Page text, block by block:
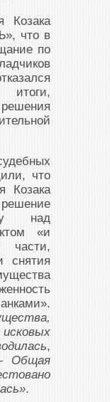
Козака
что в
по
итоги,
что
Козака
над
«и
части,
снятия
,
Общая
.